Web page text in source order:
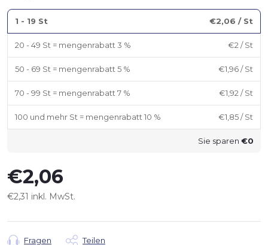
1 - 19 St €2,06 / St
20 - 49 St = mengenrabatt 3 % €2 / St
50 - 69 St = mengenrabatt 5 % €1,96/ St
70 - 99 St = mengenrabatt 7 % €1,92 / St
100 und mehr St = mengenrabatt 10 % €1,85/ St
Sie sparen €0
€2,06
€2,31 inkl. MwSt.
Fragen Teilen